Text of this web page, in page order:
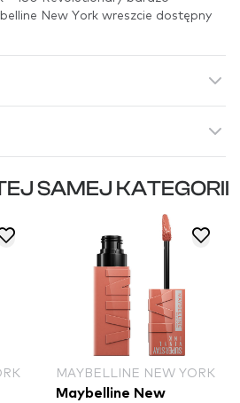
New York wreszcie dostępny
SAMEJ KATEGORII
MAYBELLINE NEW YORK
Maybelline New